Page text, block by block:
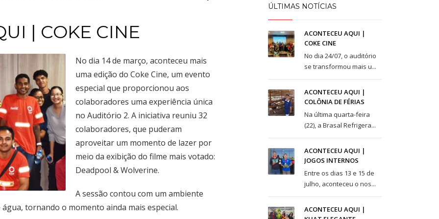
Fone: (61) 3035-6666
SGCV Sul Lote 12, Parte C, EPIA
Fone: (61) 3773-6655
Taguatinga Setor Hoteleiro Sul
Fone: (61) 3036-9962
enviando um e-mail para contato@brasal.com.br. Obrigado!
| COKE CINE
No dia 14 de março, aconteceu mais
uma edição do Coke Cine, um evento
especial que proporcionou aos
colaboradores uma experiência única
no Auditório 2. A iniciativa reuniu 32
colaboradores, que puderam
aproveitar um momento de lazer por
meio da exibição do filme mais votado:
Deadpool & Wolverine.
A sessão contou com um ambiente
tornando o momento ainda mais especial.
ÚLTIMAS NOTÍCIAS
ACONTECEU AQUI |
COKE CINE
No dia 24/07, o auditório
se transformou mais u...
ACONTECEU AQUI |
COLÔNIA DE FÉRIAS
Na última quarta-feira
(22), a Brasal Refrigera...
ACONTECEU AQUI |
JOGOS INTERNOS
Entre os dias 13 e 15 de
julho, aconteceu o nos...
ACONTECEU AQUI |